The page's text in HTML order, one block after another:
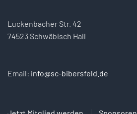
Luckenbacher Str. 42
74523 Schwäbisch Hall
Email: info@sc-bibersfeld.de